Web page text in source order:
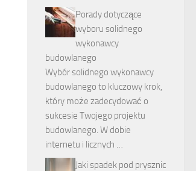
Porady dotyczące
wyboru solidnego
wykonawcy
budowlanego
Wybór solidnego wykonawcy
budowlanego to kluczowy krok,
który może zadecydować o
sukcesie Twojego projektu
budowlanego. W dobie
internetu i licznych …
Jaki spadek pod prysznic